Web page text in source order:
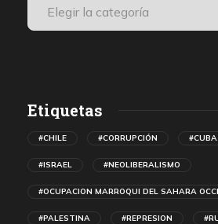
Etiquetas
#CHILE #CORRUPCIÓN #CUBA
#ISRAEL #NEOLIBERALISMO
#OCUPACION MARROQUI DEL SAHARA
#PALESTINA #REPRESION